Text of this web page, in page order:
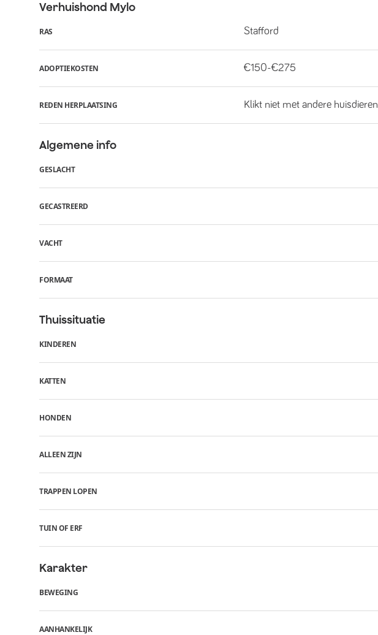
Verhuishond Mylo
RAS Stafford
ADOPTIEKOSTEN €150-€275
REDEN HERPLAATSING Klikt niet met andere huisdieren
Algemene info
GESLACHT
GECASTREERD
VACHT
FORMAAT
Thuissituatie
KINDEREN
KATTEN
HONDEN
ALLEEN ZIJN
TRAPPEN LOPEN
TUIN OF ERF
Karakter
BEWEGING
AANHANKELIJK